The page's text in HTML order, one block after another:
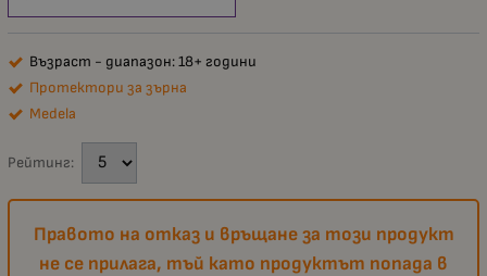
Възраст - диапазон: 18+ години
Протектори за зърна
Medela
Рейтинг:
Правото на отказ и връщане за този продукт
не се прилага, тъй като продуктът попада в